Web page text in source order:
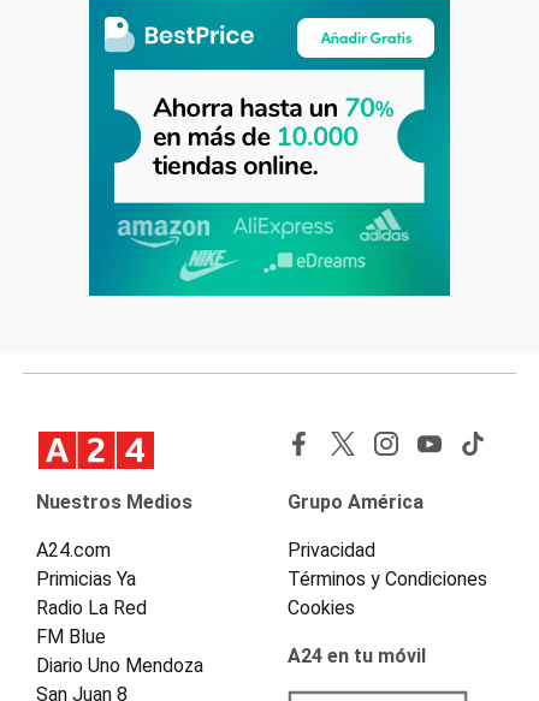
Nuestros Medios
A24.com
Primicias Ya
Radio La Red
FM Blue
Diario Uno Mendoza
San Juan 8
Grupo América
Privacidad
Términos y Condiciones
Cookies
A24 en tu móvil